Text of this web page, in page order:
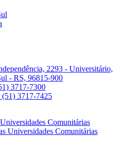
2293 - Universitário,
- RS, 96815-900
3717-7300
3717-7425